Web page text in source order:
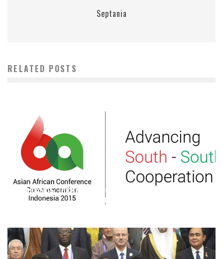
Septania
RELATED POSTS
AACC2015: JOKOWI DAN MUGABE DUET MEMIMPIN SESSI
PERTAMA